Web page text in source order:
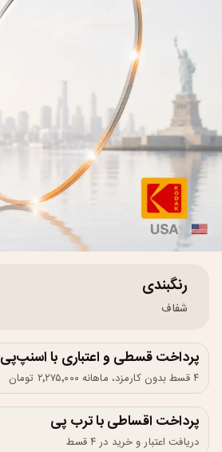
رنگبندی
شفاف
پرداخت قسطی و اعتباری با اسنپ‌پی
۴ قسط بدون کارمزد، ماهانه ۲٬۲۷۵٬۰۰۰ تومان
پرداخت اقساطی با ترب پی
دریافت اعتبار و خرید در ۴ قسط